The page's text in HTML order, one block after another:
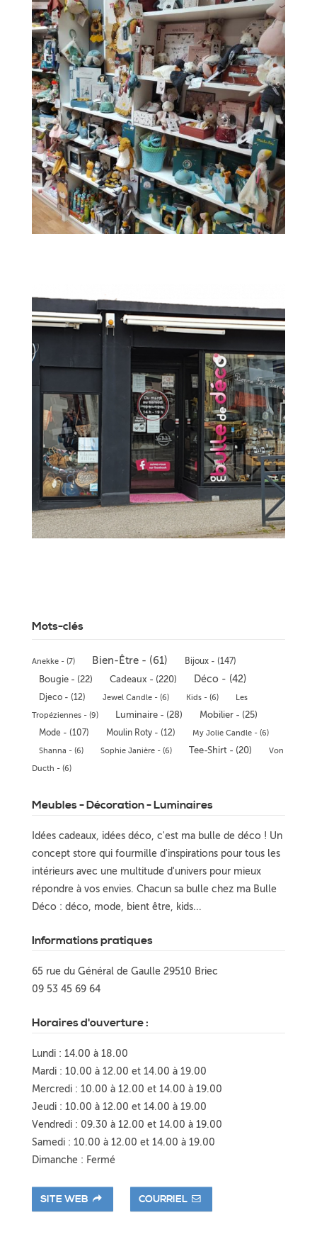
Mots-clés
Anekke - (7) Bien-Être - (61)
Bijoux - (147)
Bougie - (22)
Cadeaux - (220) Déco - (42)
Djeco - (12) Jewel Candle - (6) Kids - (6)
Les
Tropéziennes - (9)
Luminaire - (28)
Mobilier - (25)
Mode - (107)
Moulin Roty - (12)
My Jolie Candle - (6)
Shanna - (6)
Sophie Janière - (6) Tee-Shirt - (20)
Von
Ducth - (6)
Meubles - Décoration - Luminaires
Idées cadeaux, idées déco, c'est ma bulle de déco ! Un
concept store qui fourmille d'inspirations pour tous les
intérieurs avec une multitude d'univers pour mieux
répondre à vos envies. Chacun sa bulle chez ma Bulle
Déco : déco, mode, bient être, kids...
Informations pratiques
65 rue du Général de Gaulle 29510 Briec
09 53 45 69 64
Horaires d'ouverture :
Lundi : 14.00 à 18.00
Mardi : 10.00 à 12.00 et 14.00 à 19.00
Mercredi : 10.00 à 12.00 et 14.00 à 19.00
Jeudi : 10.00 à 12.00 et 14.00 à 19.00
Vendredi : 09.30 à 12.00 et 14.00 à 19.00
Samedi : 10.00 à 12.00 et 14.00 à 19.00
Dimanche : Fermé
SITE WEB COURRIEL